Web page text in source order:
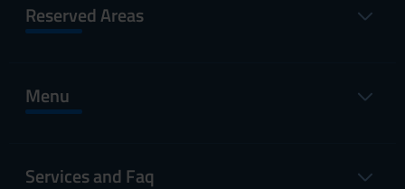
Reserved Areas
Menu
Services and Faq